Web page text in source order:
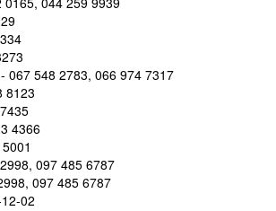
- 067 548 2783, 066 974 7317
8123
4366
097 485 6787
097 485 6787
02